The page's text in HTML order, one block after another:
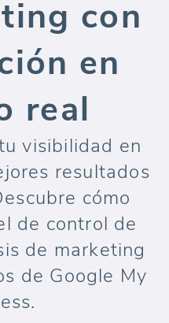
con
en
real
visibilidad en
resultados
cómo
de control de
de marketing
de Google My